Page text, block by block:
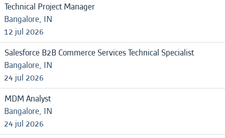
Technical Project Manager
Bangalore, IN
12 jul 2026
Salesforce B2B Commerce Services Technical Specialist
Bangalore, IN
24 jul 2026
MDM Analyst
Bangalore, IN
24 jul 2026